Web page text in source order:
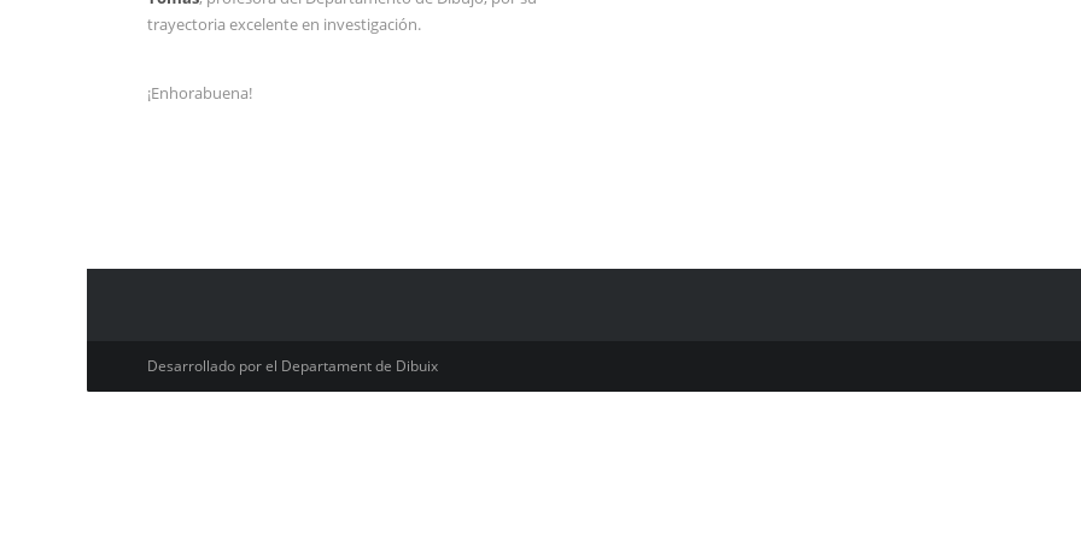
trayectoria excelente en investigación.
¡Enhorabuena!
Desarrollado por el Departament de Dibuix